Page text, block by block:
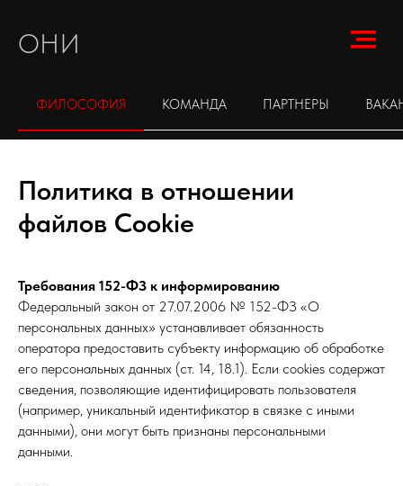
ОНИ
ФИЛОСОФИЯ КОМАНДА ПАРТНЕРЫ
Политика в отношении
файлов Сооkie
Требования 152-ФЗ к информированию
Федеральный закон от 27.07.2006 № 152-ФЗ «О
персональных данных» устанавливает обязанность
оператора предоставить субъекту информацию об обработке
его персональных данных (ст. 14, 18.1). Если cookies содержат
сведения, позволяющие идентифицировать пользователя
(например, уникальный идентификатор в связке с иными
данными), они могут быть признаны персональными
данными.